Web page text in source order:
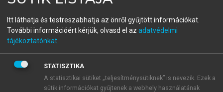
fiókoddal,vagy hozz létre új fiókot.
A regisztráció után apróbaidőszakautomatikusan
BELÉPÉS SAJÁT FIÓKKAL
Itt láthatja és testreszabhatja az önről gyűjtött információkat.
További információért kérjük, olvasd el az adatvédelmi
tájékoztatónkat
STATISZTIKA
A statisztikai sütiket „teljesítménysütiknek” is nevezik. Ezek a
sütik információkat gyűjtenek a webhely használatának